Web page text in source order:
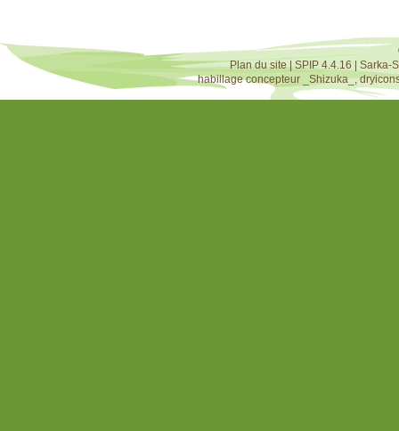
Plan du site|SPIP 4.4.16
Sarka-
habillage concepteur
_Shizuka_,